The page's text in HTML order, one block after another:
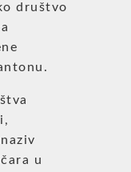
društvo
u